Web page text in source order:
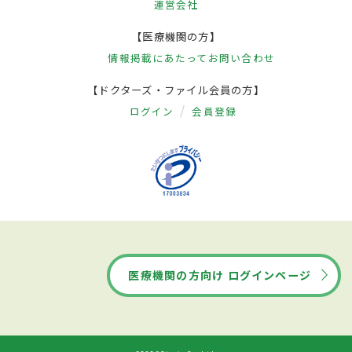
運営会社
【医療機関の方】
情報掲載にあたって お問い合わせ
【ドクターズ・ファイル会員の方】
ログイン 会員登録
医療機関の方向け ログインページ